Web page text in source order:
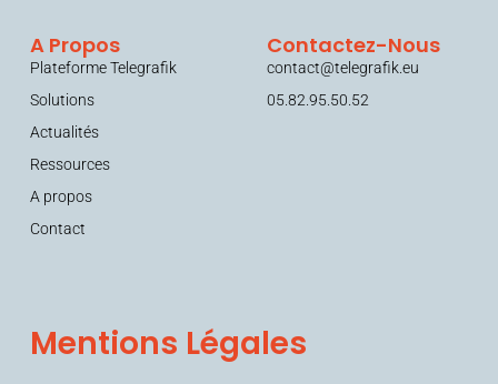
A Propos
Plateforme Telegrafik
Solutions
Actualités
Ressources
A propos
Contact
Contactez-Nous
contact@telegrafik.eu
05.82.95.50.52
Mentions Légales